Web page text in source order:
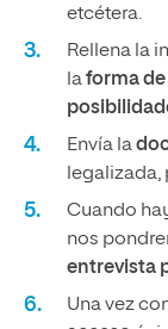
etcétera.
Rellena la
laforma
Envía la
Cuando
nos
entrevista
Una vez